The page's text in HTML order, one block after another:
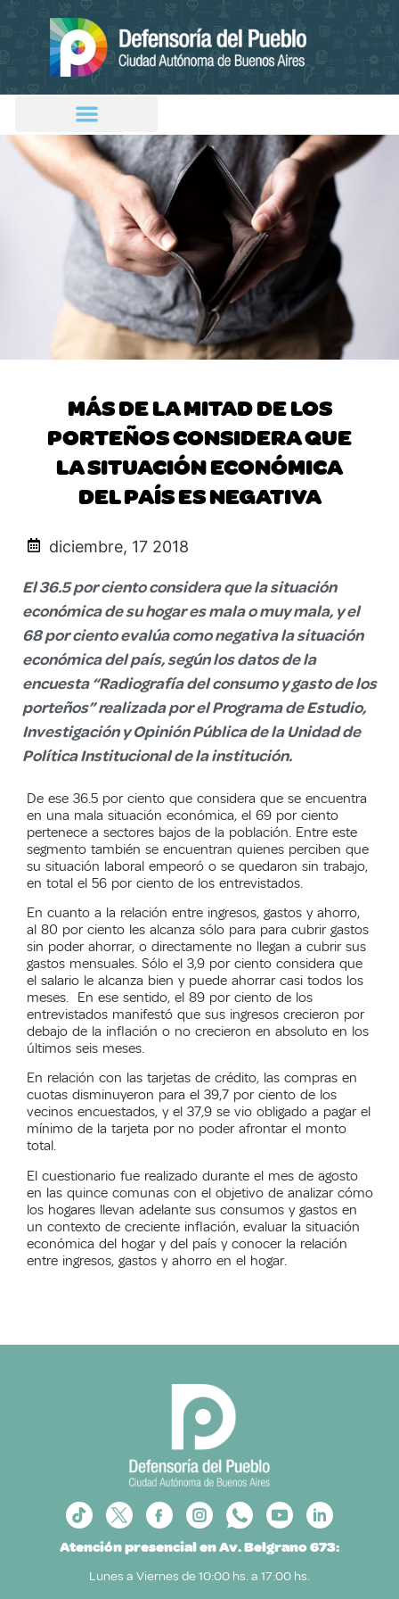
MÁS DE LA MITAD DE LOS
PORTEÑOS CONSIDERA QUE
LA SITUACIÓN ECONÓMICA
DEL PAÍS ES NEGATIVA
diciembre, 17 2018
El 36.5 por ciento considera que la situación
económica de su hogar es mala o muy mala, y el
68 por ciento evalúa como negativa la situación
económica del país, según los datos de la
encuesta “Radiografía del consumo y gasto de los
porteños” realizada por el Programa de Estudio,
Investigación y Opinión Pública de la Unidad de
Política Institucional de la institución.
De ese 36.5 por ciento que considera que se encuentra
en una mala situación económica, el 69 por ciento
pertenece a sectores bajos de la población. Entre este
segmento también se encuentran quienes perciben que
su situación laboral empeoró o se quedaron sin trabajo,
en total el 56 por ciento de los entrevistados.
En cuanto a la relación entre ingresos, gastos y ahorro,
al 80 por ciento les alcanza sólo para para cubrir gastos
sin poder ahorrar, o directamente no llegan a cubrir sus
gastos mensuales. Sólo el 3,9 por ciento considera que
el salario le alcanza bien y puede ahorrar casi todos los
meses. En ese sentido, el 89 por ciento de los
entrevistados manifestó que sus ingresos crecieron por
debajo de la inflación o no crecieron en absoluto en los
últimos seis meses.
En relación con las tarjetas de crédito, las compras en
cuotas disminuyeron para el 39,7 por ciento de los
vecinos encuestados, y el 37,9 se vio obligado a pagar el
mínimo de la tarjeta por no poder afrontar el monto
total.
El cuestionario fue realizado durante el mes de agosto
en las quince comunas con el objetivo de analizar cómo
los hogares llevan adelante sus consumos y gastos en
un contexto de creciente inflación, evaluar la situación
económica del hogar y del país y conocer la relación
entre ingresos, gastos y ahorro en el hogar.
Atención presencial en Av. Belgrano 673:
Lunes a Viernes de 10:00 hs. a 17:00 hs.